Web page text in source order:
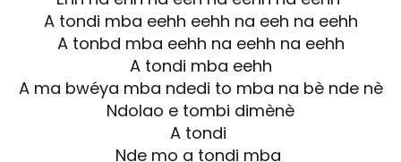
A tondi mba eehh eehh na eeh na eehh
A tonbd mba eehh na eehh na eehh
A tondi mba eehh
A ma bwéya mba ndedi to mba na bè nde nè
Ndolao e tombi dimènè
A tondi
Nde mo a tondi mba